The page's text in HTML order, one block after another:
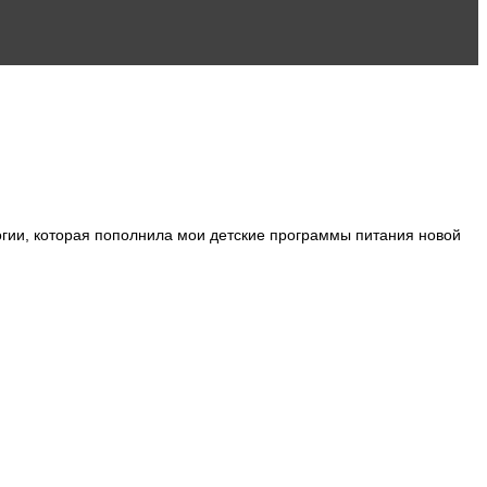
которая пополнила мои детские программы питания новой